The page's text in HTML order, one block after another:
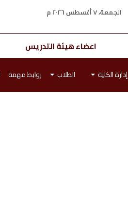
الجمعة، ٧ أغسطس ٢٠٢٦ م
اعضاء هيئة التدريس
إدارة الكلية الطلاب روابط مهمة